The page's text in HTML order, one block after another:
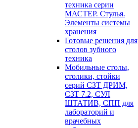
техника серии
МАСТЕР. Стулья.
Элементы системы
хранения
Готовые решения для
столов зубного
техника
Мобильные столы,
столики, стойки
серий СЗТ ДРИМ,
СЗТ 7.2, СУЛ
ШТАТИВ, СПП для
лабораторий и
врачебных